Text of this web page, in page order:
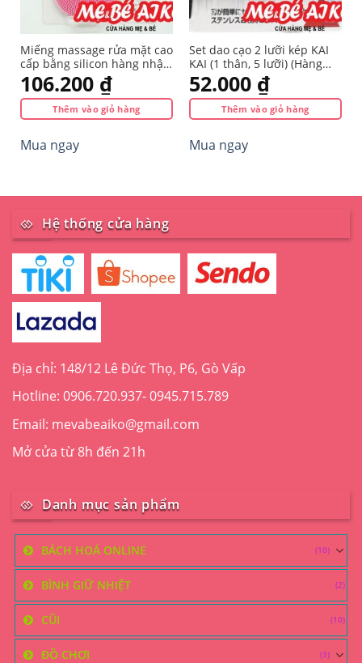
Miếng massage rửa mặt cao
cấp bằng silicon hàng nhập
từ Nhật
106.200 ₫
Thêm vào giỏ hàng
Mua ngay
Set dao cạo 2 lưỡi kép KAI
KAI (1 thân, 5 lưỡi) (Hàng
nội địa Nhật)
52.000 ₫
Thêm vào giỏ hàng
Mua ngay
Hệ thống cửa hàng
Địa chỉ: 148/12 Lê Đức Thọ, P6, Gò Vấp
Hotline: 0906.720.937- 0945.715.789
Email: mevabeaiko@gmail.com
Mở cửa từ 8h đến 21h
Danh mục sản phẩm
BÁCH HOÁ ONLINE (10)
BÌNH GIỮ NHIỆT (2)
CŨI (10)
ĐỒ CHƠI (3)